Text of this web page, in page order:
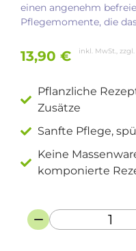
einen angenehm
Pflegemomente, die
13,90 € inkl. MwSt.,
Pflanzliche
Zusätze
Sanfte Pflege,
Keine
komponierte